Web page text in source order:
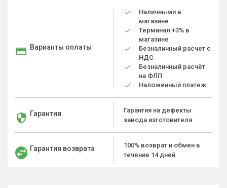
Варианты оплаты
Наличными в
магазине
Терминал +3% в
магазине
Безналичный расчет с
НДС
Безналичный расчёт
на ФЛП
Наложенный платеж
Гарантия
Гарантия на дефекты
завода изготовителя
Гарантия возврата
100% возврат и обмен в
течение 14 дней